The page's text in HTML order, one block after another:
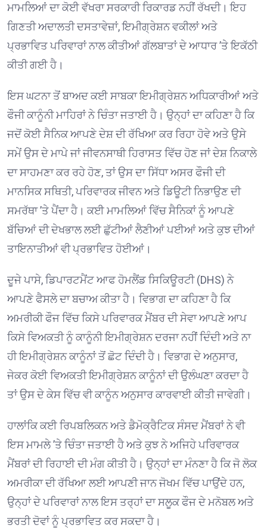
ਮਾਮਲਿਆਂ ਦਾ ਕੋਈ ਵੱਖਰਾ ਸਰਕਾਰੀ ਰਿਕਾਰਡ ਨਹੀਂ ਰੱਖਦੀ। ਇਹ
ਗਿਣਤੀ ਅਦਾਲਤੀ ਦਸਤਾਵੇਜ਼ਾਂ, ਇਮੀਗ੍ਰੇਸ਼ਨ ਵਕੀਲਾਂ ਅਤੇ
ਪ੍ਰਭਾਵਿਤ ਪਰਿਵਾਰਾਂ ਨਾਲ ਕੀਤੀਆਂ ਗੱਲਬਾਤਾਂ ਦੇ ਆਧਾਰ ’ਤੇ ਇਕੱਠੀ
ਕੀਤੀ ਗਈ ਹੈ। ⁠
ਇਸ ਘਟਨਾ ਤੋਂ ਬਾਅਦ ਕਈ ਸਾਬਕਾ ਇਮੀਗ੍ਰੇਸ਼ਨ ਅਧਿਕਾਰੀਆਂ ਅਤੇ
ਫੌਜੀ ਕਾਨੂੰਨੀ ਮਾਹਿਰਾਂ ਨੇ ਚਿੰਤਾ ਜਤਾਈ ਹੈ। ਉਨ੍ਹਾਂ ਦਾ ਕਹਿਣਾ ਹੈ ਕਿ
ਜਦੋਂ ਕੋਈ ਸੈਨਿਕ ਆਪਣੇ ਦੇਸ਼ ਦੀ ਰੱਖਿਆ ਕਰ ਰਿਹਾ ਹੋਵੇ ਅਤੇ ਉਸੇ
ਸਮੇਂ ਉਸ ਦੇ ਮਾਪੇ ਜਾਂ ਜੀਵਨਸਾਥੀ ਹਿਰਾਸਤ ਵਿੱਚ ਹੋਣ ਜਾਂ ਦੇਸ਼ ਨਿਕਾਲੇ
ਦਾ ਸਾਹਮਣਾ ਕਰ ਰਹੇ ਹੋਣ, ਤਾਂ ਉਸ ਦਾ ਸਿੱਧਾ ਅਸਰ ਫੌਜੀ ਦੀ
ਮਾਨਸਿਕ ਸਥਿਤੀ, ਪਰਿਵਾਰਕ ਜੀਵਨ ਅਤੇ ਡਿਊਟੀ ਨਿਭਾਉਣ ਦੀ
ਸਮਰੱਥਾ ’ਤੇ ਪੈਂਦਾ ਹੈ। ਕਈ ਮਾਮਲਿਆਂ ਵਿੱਚ ਸੈਨਿਕਾਂ ਨੂੰ ਆਪਣੇ
ਬੱਚਿਆਂ ਦੀ ਦੇਖਭਾਲ ਲਈ ਛੁੱਟੀਆਂ ਲੈਣੀਆਂ ਪਈਆਂ ਅਤੇ ਕੁਝ ਦੀਆਂ
ਤਾਇਨਾਤੀਆਂ ਵੀ ਪ੍ਰਭਾਵਿਤ ਹੋਈਆਂ। ⁠
ਦੂਜੇ ਪਾਸੇ, ਡਿਪਾਰਟਮੈਂਟ ਆਫ ਹੋਮਲੈਂਡ ਸਿਕਿਊਰਟੀ (DHS) ਨੇ
ਆਪਣੇ ਫੈਸਲੇ ਦਾ ਬਚਾਅ ਕੀਤਾ ਹੈ। ਵਿਭਾਗ ਦਾ ਕਹਿਣਾ ਹੈ ਕਿ
ਅਮਰੀਕੀ ਫੌਜ ਵਿੱਚ ਕਿਸੇ ਪਰਿਵਾਰਕ ਮੈਂਬਰ ਦੀ ਸੇਵਾ ਆਪਣੇ ਆਪ
ਕਿਸੇ ਵਿਅਕਤੀ ਨੂੰ ਕਾਨੂੰਨੀ ਇਮੀਗ੍ਰੇਸ਼ਨ ਦਰਜਾ ਨਹੀਂ ਦਿੰਦੀ ਅਤੇ ਨਾ
ਹੀ ਇਮੀਗ੍ਰੇਸ਼ਨ ਕਾਨੂੰਨਾਂ ਤੋਂ ਛੋਟ ਦਿੰਦੀ ਹੈ। ਵਿਭਾਗ ਦੇ ਅਨੁਸਾਰ,
ਜੇਕਰ ਕੋਈ ਵਿਅਕਤੀ ਇਮੀਗ੍ਰੇਸ਼ਨ ਕਾਨੂੰਨਾਂ ਦੀ ਉਲੰਘਣਾ ਕਰਦਾ ਹੈ
ਤਾਂ ਉਸ ਦੇ ਕੇਸ ਵਿੱਚ ਵੀ ਕਾਨੂੰਨ ਅਨੁਸਾਰ ਕਾਰਵਾਈ ਕੀਤੀ ਜਾਵੇਗੀ। ⁠
ਹਾਲਾਂਕਿ ਕਈ ਰਿਪਬਲਿਕਨ ਅਤੇ ਡੈਮੋਕ੍ਰੈਟਿਕ ਸੰਸਦ ਮੈਂਬਰਾਂ ਨੇ ਵੀ
ਇਸ ਮਾਮਲੇ ’ਤੇ ਚਿੰਤਾ ਜਤਾਈ ਹੈ ਅਤੇ ਕੁਝ ਨੇ ਅਜਿਹੇ ਪਰਿਵਾਰਕ
ਮੈਂਬਰਾਂ ਦੀ ਰਿਹਾਈ ਦੀ ਮੰਗ ਕੀਤੀ ਹੈ। ਉਨ੍ਹਾਂ ਦਾ ਮੰਨਣਾ ਹੈ ਕਿ ਜੋ ਲੋਕ
ਅਮਰੀਕਾ ਦੀ ਰੱਖਿਆ ਲਈ ਆਪਣੀ ਜਾਨ ਜੋਖਮ ਵਿੱਚ ਪਾਉਂਦੇ ਹਨ,
ਉਨ੍ਹਾਂ ਦੇ ਪਰਿਵਾਰਾਂ ਨਾਲ ਇਸ ਤਰ੍ਹਾਂ ਦਾ ਸਲੂਕ ਫੌਜ ਦੇ ਮਨੋਬਲ ਅਤੇ
ਭਰਤੀ ਦੋਵਾਂ ਨੂੰ ਪ੍ਰਭਾਵਿਤ ਕਰ ਸਕਦਾ ਹੈ। ⁠